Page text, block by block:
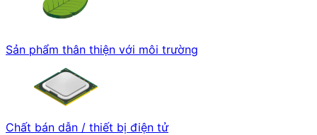
Sản phẩm thân thiện với môi trường
Chất bán dẫn / thiết bị điện tử